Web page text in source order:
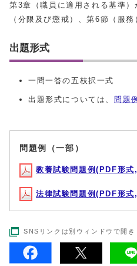
第3章（職員に適用される基準
（分限及び懲戒）、第6節（服務
出題形式
一問一答の五枝択一式
出題形式については、 問題例
問題例（一部）
教養試験問題例(PDF形
法律試験問題例(PDF形
SNSリンクは別ウィンドウで開き